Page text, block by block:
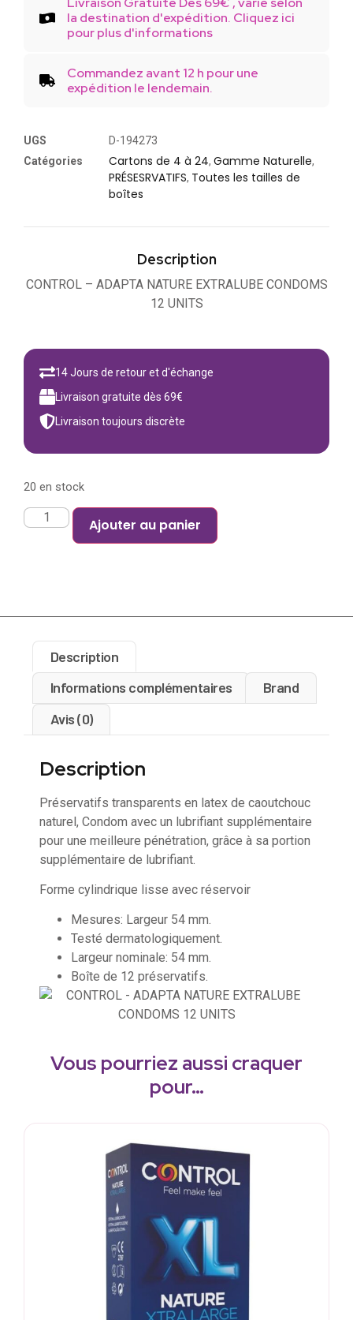
la destination d'expédition. Cliquez ici
pour plus d'informations
Commandez avant 12 h pour une
expédition le lendemain.
UGS
D-194273
Catégories
Cartons de 4 à 24, Gamme Naturelle,
PRÉSESRVATIFS, Toutes les tailles de
boîtes
Description
CONTROL – ADAPTA NATURE EXTRALUBE CONDOMS
12 UNITS
14 Jours de retour et d'échange
Livraison gratuite dès 69€
Livraison toujours discrète
20 en stock
Ajouter au panier
Description
Informations complémentaires
Brand
Avis (0)
Description
Préservatifs transparents en latex de caoutchouc
naturel, Condom avec un lubrifiant supplémentaire
pour une meilleure pénétration, grâce à sa portion
supplémentaire de lubrifiant.
Forme cylindrique lisse avec réservoir
Mesures: Largeur 54 mm.
Testé dermatologiquement.
Largeur nominale: 54 mm.
Boîte de 12 préservatifs.
Vous pourriez aussi craquer
pour…